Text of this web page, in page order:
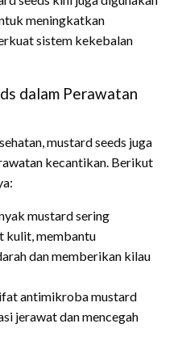
meningkatkan
sistem kekebalan
dalam Perawatan
mustard seeds juga
kecantikan. Berikut
mustard sering
kulit, membantu
dan memberikan kilau
antimikroba mustard
jerawat dan mencegah